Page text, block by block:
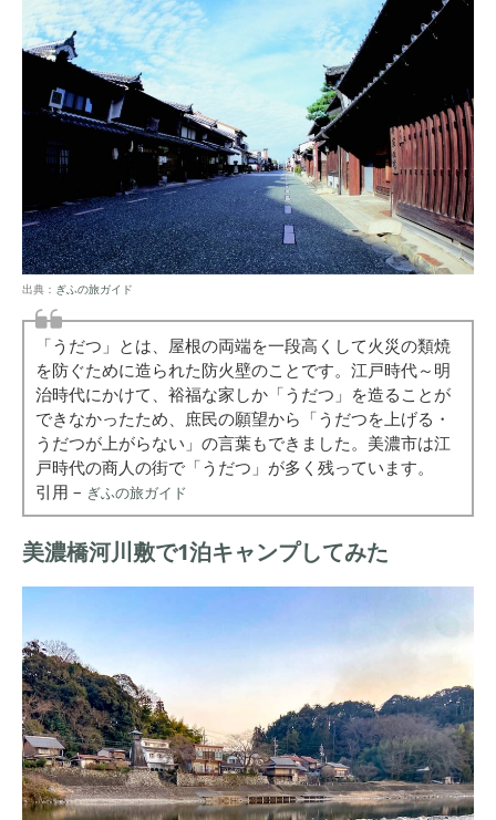
出典： ぎふの旅ガイド
「うだつ」とは、屋根の両端を一段高くして火災の類焼
を防ぐために造られた防火壁のことです。江戸時代～明
治時代にかけて、裕福な家しか「うだつ」を造ることが
できなかったため、庶民の願望から「うだつを上げる・
うだつが上がらない」の言葉もできました。美濃市は江
戸時代の商人の街で「うだつ」が多く残っています。
引用 – ぎふの旅ガイド
美濃橋河川敷で1泊キャンプしてみた